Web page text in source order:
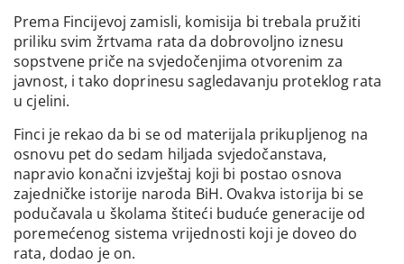
Prema Fincijevoj zamisli, komisija bi trebala pružiti
priliku svim žrtvama rata da dobrovoljno iznesu
sopstvene priče na svjedočenjima otvorenim za
javnost, i tako doprinesu sagledavanju proteklog rata
u cjelini.
Finci je rekao da bi se od materijala prikupljenog na
osnovu pet do sedam hiljada svjedočanstava,
napravio konačni izvještaj koji bi postao osnova
zajedničke istorije naroda BiH. Ovakva istorija bi se
podučavala u školama štiteći buduće generacije od
poremećenog sistema vrijednosti koji je doveo do
rata, dodao je on.